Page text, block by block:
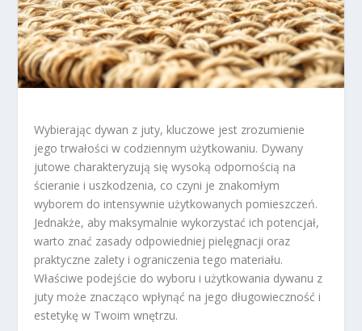
Wybierając dywan z juty, kluczowe jest zrozumienie
jego trwałości w codziennym użytkowaniu. Dywany
jutowe charakteryzują się wysoką odpornością na
ścieranie i uszkodzenia, co czyni je znakomłym
wyborem do intensywnie użytkowanych pomieszczeń.
Jednakże, aby maksymalnie wykorzystać ich potencjał,
warto znać zasady odpowiedniej pielęgnacji oraz
praktyczne zalety i ograniczenia tego materiału.
Właściwe podejście do wyboru i użytkowania dywanu z
juty może znacząco wpłynąć na jego długowieczność i
estetykę w Twoim wnętrzu.